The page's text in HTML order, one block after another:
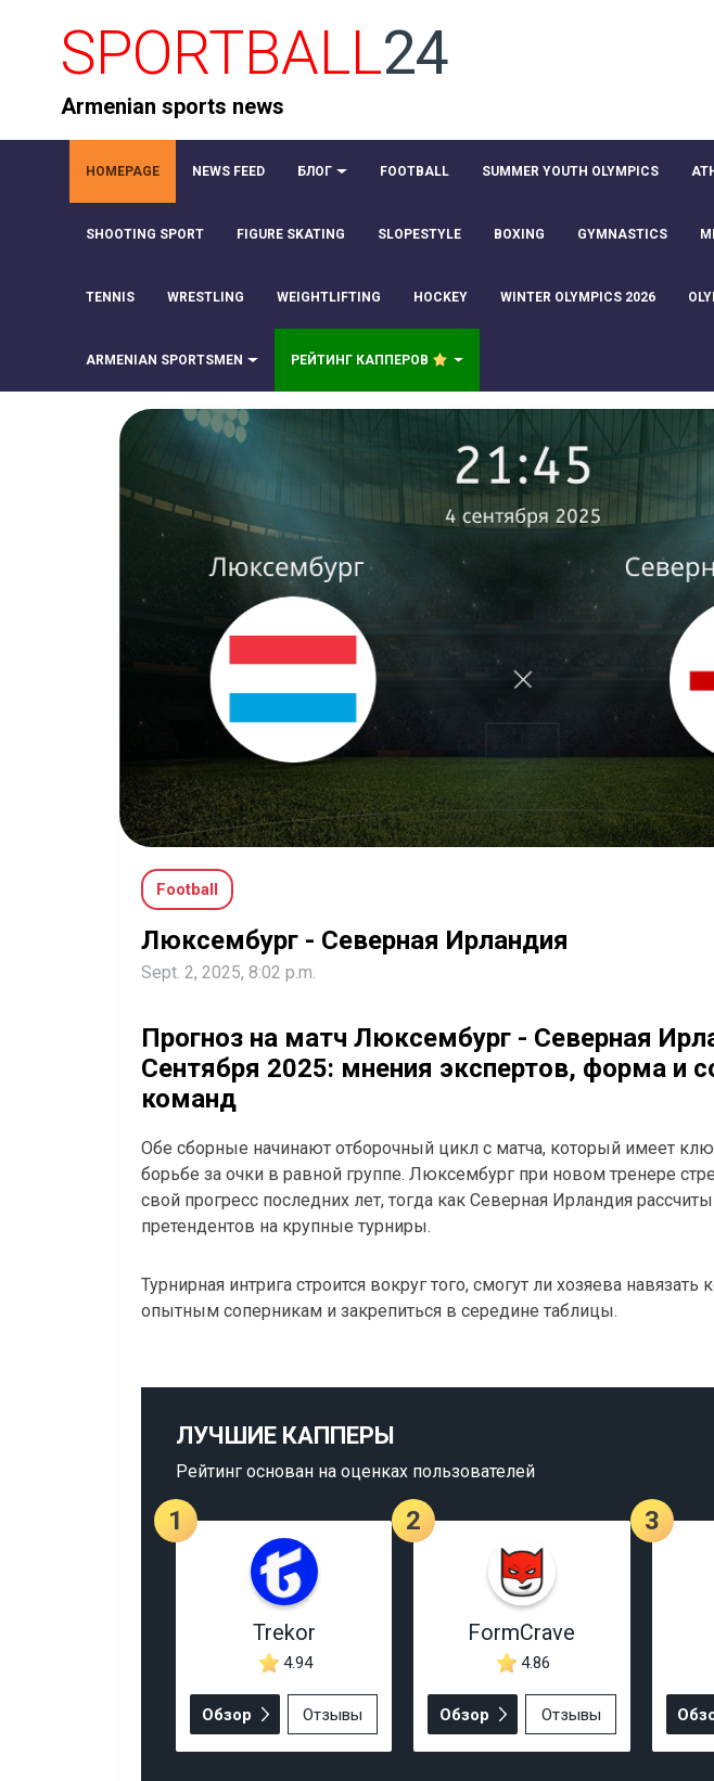
SPORTBALL24
Armenian sports news
HOMEPAGE NEWS FEED БЛОГ FOOTBALL SUMMER YOUTH OLYMPICS
SHOOTING SPORT FIGURE SKATING SLOPESTYLE BOXING GYMNASTICS
TENNIS WRESTLING WEIGHTLIFTING HOCKEY WINTER OLYMPICS 2026
ARMENIAN SPORTSMEN РЕЙТИНГ КАППЕРОВ
Football
Люксембург - Северная Ирландия
Sept. 2, 2025, 8:02 p.m.
Прогноз на матч Люксембург - Северная
Сентября 2025: мнения экспертов, форма и
команд
Обе сборные начинают отборочный цикл с матча, который имеет
борьбе за очки в равной группе. Люксембург при новом тренере
свой прогресс последних лет, тогда как Северная Ирландия
претендентов на крупные турниры.
Турнирная интрига строится вокруг того, смогут ли хозяева
опытным соперникам и закрепиться в середине таблицы.
ЛУЧШИЕ КАППЕРЫ
Рейтинг основан на оценках пользователей
1
Trekor
4.94
Обзор Отзывы
2
FormCrave
4.86
Обзор Отзывы
3